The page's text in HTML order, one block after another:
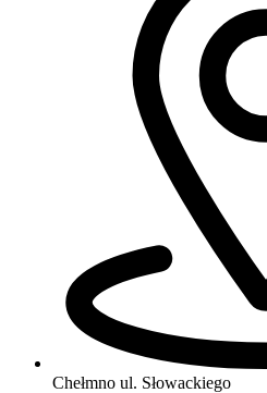
Chełmno ul. Słowackiego